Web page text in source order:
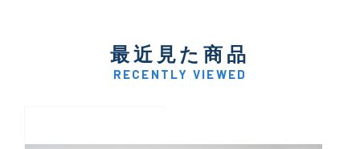
最近見た商品
RECENTLY VIEWED